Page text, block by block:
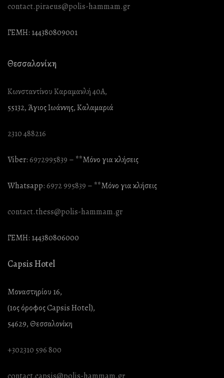
contact.piraeus@polis-hammam.gr
ΓΕΜΗ: 144380809001
Θεσσαλονίκη
Κωνσταντίνου Καραμανλή 40Α,
55132, Άγιος Ιωάννης, Καλαμαριά
2310 488216
Viber:6972995839 – **Mόνο για κλήσεις
Whatsapp:6972 995839 – **Mόνο για κλήσεις
contact.thess@polis-hammam.gr
ΓΕΜΗ: 144380806000
Capsis Hotel
Μοναστηρίου 16,
(1ος όροφος Capsis Hotel),
54629, Θεσσαλονίκη
+302310 596 800